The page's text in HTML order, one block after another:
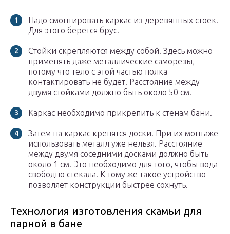
Надо смонтировать каркас из деревянных стоек.
Для этого берется брус.
Стойки скрепляются между собой. Здесь можно
применять даже металлические саморезы,
потому что тело с этой частью полка
контактировать не будет. Расстояние между
двумя стойками должно быть около 50 см.
Каркас необходимо прикрепить к стенам бани.
Затем на каркас крепятся доски. При их монтаже
использовать металл уже нельзя. Расстояние
между двумя соседними досками должно быть
около 1 см. Это необходимо для того, чтобы вода
свободно стекала. К тому же такое устройство
позволяет конструкции быстрее сохнуть.
Технология изготовления скамьи для
парной в бане